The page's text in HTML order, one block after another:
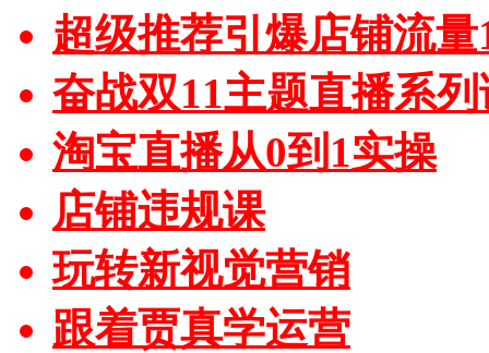
超级推荐引爆店铺流量
奋战双11主题直播系列
淘宝直播从0到1实操
店铺违规课
玩转新视觉营销
跟着贾真学运营